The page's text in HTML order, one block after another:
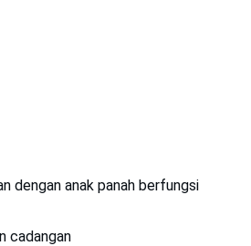
dengan anak panah berfungsi
cadangan